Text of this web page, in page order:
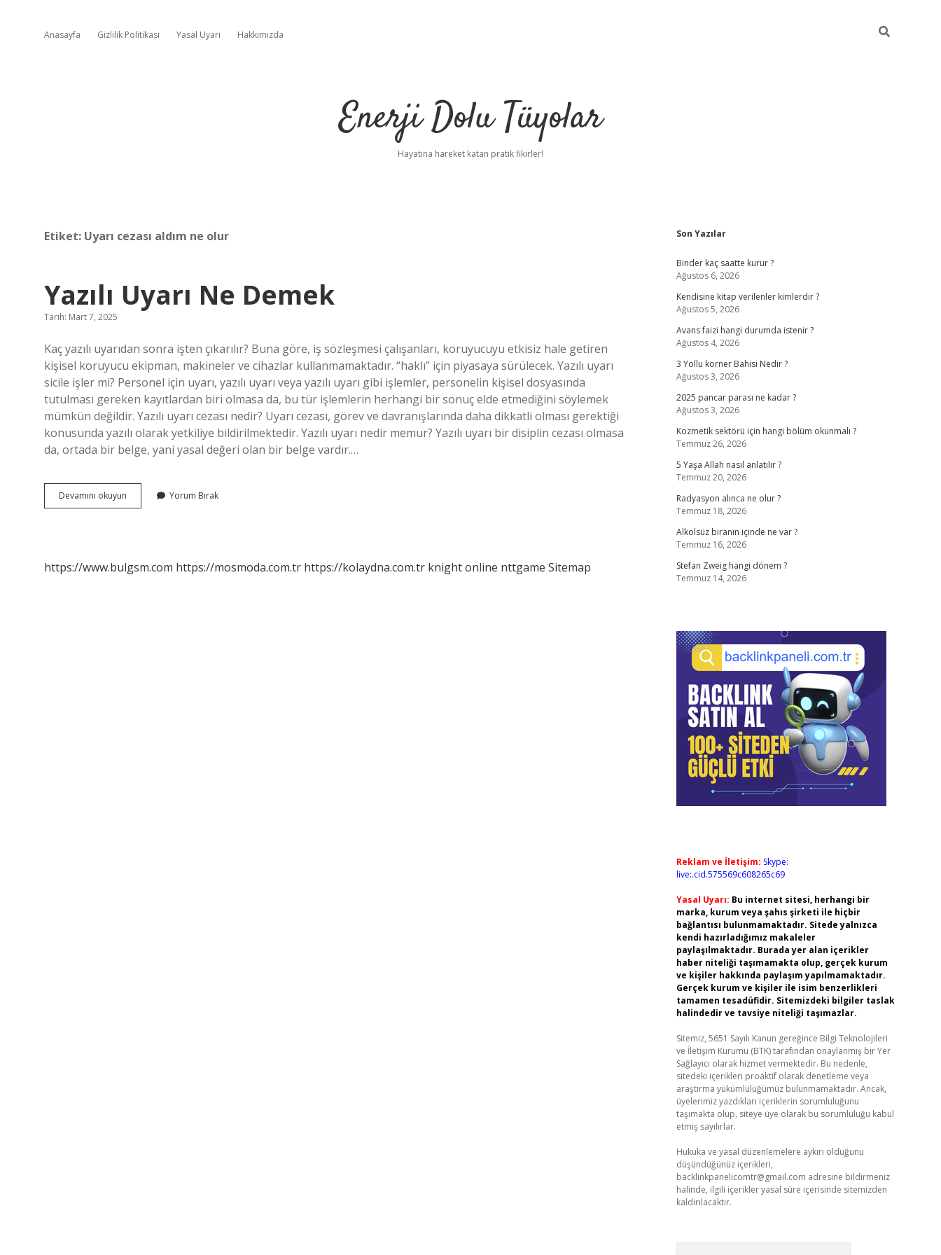
Anasayfa Gizlilik Politikası Yasal Uyarı Hakkımızda
Enerji Dolu Tüyolar
Hayatına hareket katan pratik fikirler!
Etiket: Uyarı cezası aldım ne olur
Yazılı Uyarı Ne Demek
Tarih: Mart 7, 2025
Kaç yazılı uyarıdan sonra işten çıkarılır? Buna göre, iş sözleşmesi çalışanları, koruyucuyu etkisiz hale getiren
kişisel koruyucu ekipman, makineler ve cihazlar kullanmamaktadır. “haklı” için piyasaya sürülecek. Yazılı uyarı
sicile işler mi? Personel için uyarı, yazılı uyarı veya yazılı uyarı gibi işlemler, personelin kişisel dosyasında
tutulması gereken kayıtlardan biri olmasa da, bu tür işlemlerin herhangi bir sonuç elde etmediğini söylemek
mümkün değildir. Yazılı uyarı cezası nedir? Uyarı cezası, görev ve davranışlarında daha dikkatli olması gerektiği
konusunda yazılı olarak yetkiliye bildirilmektedir. Yazılı uyarı nedir memur? Yazılı uyarı bir disiplin cezası olmasa
da, ortada bir belge, yani yasal değeri olan bir belge vardır.…
Devamını okuyun
Uyarı
Yorum Bırak
https://www.bulgsm.com https://mosmoda.com.tr https://kolaydna.com.tr knight online nttgame Sitemap
Sidebar
Son Yazılar
Binder kaç saatte kurur ?
Ağustos 6, 2026
Kendisine kitap verilenler kimlerdir ?
Ağustos 5, 2026
Avans faizi hangi durumda istenir ?
Ağustos 4, 2026
3 Yollu korner Bahisi Nedir ?
Ağustos 3, 2026
2025 pancar parası ne kadar ?
Ağustos 3, 2026
Kozmetik sektörü için hangi bölüm okunmalı ?
Temmuz 26, 2026
5 Yaşa Allah nasıl anlatılır ?
Temmuz 20, 2026
Radyasyon alınca ne olur ?
Temmuz 18, 2026
Alkolsüz biranın içinde ne var ?
Temmuz 16, 2026
Stefan Zweig hangi dönem ?
Temmuz 14, 2026
Reklam ve İletişim: Skype:
live:.cid.575569c608265c69
Yasal Uyarı: Bu internet sitesi, herhangi bir
marka, kurum veya şahıs şirketi ile hiçbir
bağlantısı bulunmamaktadır. Sitede yalnızca
kendi hazırladığımız makaleler
paylaşılmaktadır. Burada yer alan içerikler
haber niteliği taşımamakta olup, gerçek kurum
ve kişiler hakkında paylaşım yapılmamaktadır.
Gerçek kurum ve kişiler ile isim benzerlikleri
tamamen tesadüfidir. Sitemizdeki bilgiler taslak
halindedir ve tavsiye niteliği taşımazlar.
Sitemiz, 5651 Sayılı Kanun gereğince Bilgi Teknolojileri
ve İletişim Kurumu (BTK) tarafından onaylanmış bir Yer
Sağlayıcı olarak hizmet vermektedir. Bu nedenle,
sitedeki içerikleri proaktif olarak denetleme veya
araştırma yükümlülüğümüz bulunmamaktadır. Ancak,
üyelerimiz yazdıkları içeriklerin sorumluluğunu
taşımakta olup, siteye üye olarak bu sorumluluğu kabul
etmiş sayılırlar.
Hukuka ve yasal düzenlemelere aykırı olduğunu
düşündüğünüz içerikleri,
backlinkpanelicomtr@gmail.com adresine bildirmeniz
halinde, ilgili içerikler yasal süre içerisinde sitemizden
kaldırılacaktır.
ilbet güncel giriş adresi